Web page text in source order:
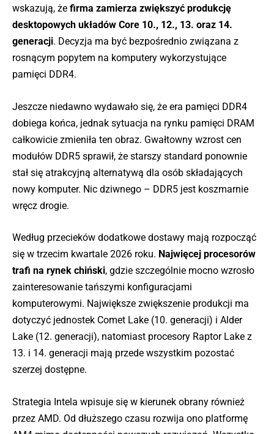
wskazują, że firma zamierza zwiększyć produkcję
desktopowych układów Core 10., 12., 13. oraz 14.
generacji. Decyzja ma być bezpośrednio związana z
rosnącym popytem na komputery wykorzystujące
pamięci DDR4.
Jeszcze niedawno wydawało się, że era pamięci DDR4
dobiega końca, jednak sytuacja na rynku pamięci DRAM
całkowicie zmieniła ten obraz. Gwałtowny wzrost cen
modułów DDR5 sprawił, że starszy standard ponownie
stał się atrakcyjną alternatywą dla osób składających
nowy komputer. Nic dziwnego – DDR5 jest koszmarnie
wręcz drogie.
Według przecieków dodatkowe dostawy mają rozpocząć
się w trzecim kwartale 2026 roku. Najwięcej procesorów
trafi na rynek chiński, gdzie szczególnie mocno wzrosło
zainteresowanie tańszymi konfiguracjami
komputerowymi. Największe zwiększenie produkcji ma
dotyczyć jednostek Comet Lake (10. generacji) i Alder
Lake (12. generacji), natomiast procesory Raptor Lake z
13. i 14. generacji mają przede wszystkim pozostać
szerzej dostępne.
Strategia Intela wpisuje się w kierunek obrany również
przez AMD. Od dłuższego czasu rozwija ono platformę